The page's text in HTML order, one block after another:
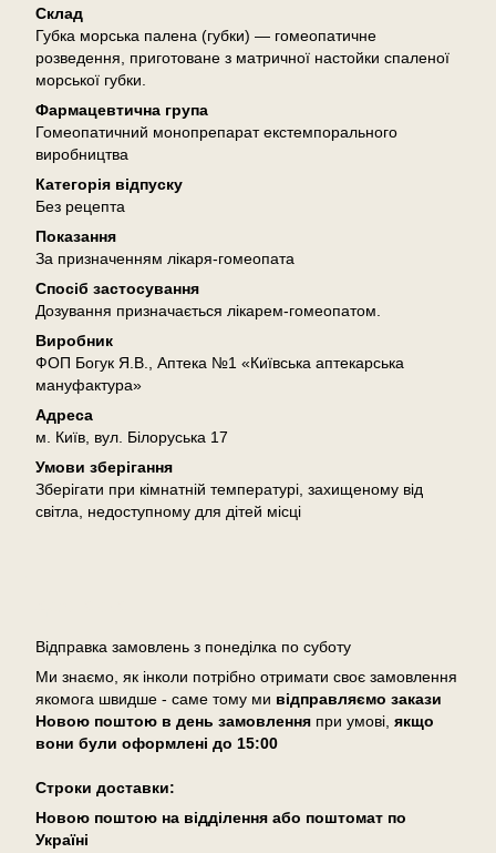
Склад
Губка морська палена (губки) — гомеопатичне
розведення, приготоване з матричної настойки спаленої
морської губки.
Фармацевтична група
Гомеопатичний монопрепарат екстемпорального
виробництва
Категорія відпуску
Без рецепта
Показання
За призначенням лікаря-гомеопата
Спосіб застосування
Дозування призначається лікарем-гомеопатом.
Виробник
ФОП Богук Я.В., Аптека №1 «Київська аптекарська
мануфактура»
Адреса
м. Київ, вул. Білоруська 17
Умови зберігання
Зберігати при кімнатній температурі, захищеному від
світла, недоступному для дітей місці
Відправка замовлень з понеділка по суботу
Ми знаємо, як інколи потрібно отримати своє замовлення
якомога швидше - саме тому ми відправляємо закази
Новою поштою в день замовлення при умові, якщо
вони були оформлені до 15:00
Cтроки доставки:
Новою поштою на відділення або поштомат по
Україні